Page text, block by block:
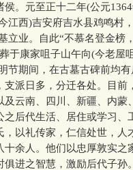
。元至正十二年(公元
江西)吉安府吉水县鸡鸣村
立业。自此“不慕名登金榜
于康家咀子山午向(今老屋
节期间，在古墓古碑前均
支派日多，分迁各处。目
及云南、四川、新疆、内
后代生活、居住或学习、
，以礼传家，仁信处世，
十余人。他们以忠厚敦实
俱进之智慧，激励后代子孙